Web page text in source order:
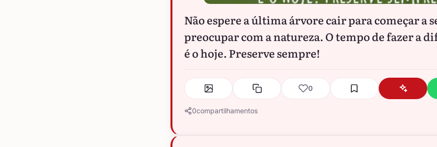
Não espere a última árvore cair para começar a
preocupar com a natureza. O tempo de fazer a
é o hoje. Preserve sempre!
0
0compartilhamentos